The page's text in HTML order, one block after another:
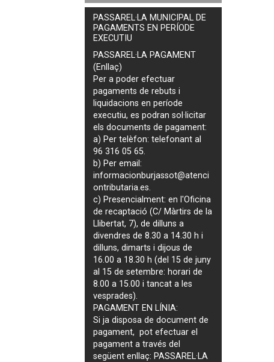
PASSAREL·LA MUNICIPAL DE
PAGAMENTS EN PERÍODE
EXECUTIU
PASSAREL·LA PAGAMENT
(Enllaç)
Per a poder efectuar
pagaments derebuts i
liquidacions en període
executiu, es podransol·licitar
els documents de pagament:
a) Per telèfon: telefonant al
96 316 05 65.
b) Per email:
informacionburjassot@atenci
ontributaria.es.
c) Presencialment: en l'Oficina
de recaptació (C/ Màrtirs de la
Llibertat, 7), de dilluns a
divendres de 8.30 a 14.30 h i
dilluns, dimarts i dijous de
16.00 a 18.30 h (del 15 de juny
al 15 de setembre: horari de
8.00 a 15.00 i tancat a les
vesprades).
PAGAMENT EN LÍNIA:
Si ja disposa de document de
pagament, pot efectuar el
pagament a través del
següent enllaç: PASSAREL·LA